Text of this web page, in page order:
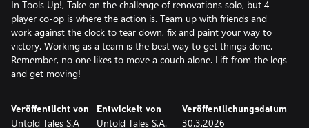
In Tools Up!, Take on the challenge of renovations solo, but 4
player co-op is where the action is. Team up with friends and
work against the clock to tear down, fix and paint your way to
victory. Working as a team is the best way to get things done.
Remember, no one likes to move a couch alone. Lift from the legs
and get moving!
Veröffentlicht von
Untold Tales S.A
Entwickelt von
Untold Tales S.A.
Veröffentlichungsdatum
30.3.2026